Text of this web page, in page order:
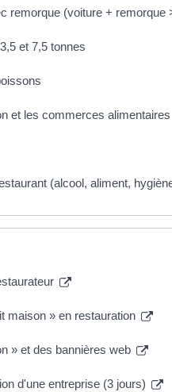
remorque (voiture + remorque
et 7,5 tonnes
et les commerces alimentaires
(alcool, aliment,
maison » en restauration
» et des bannières web
d'une entreprise (3 jours)